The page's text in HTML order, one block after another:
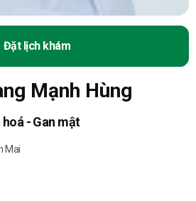
Đặt lịch khám
Mạnh Hùng
- Gan mật
Mai